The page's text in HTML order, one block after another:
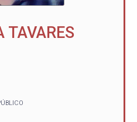
TAVARES